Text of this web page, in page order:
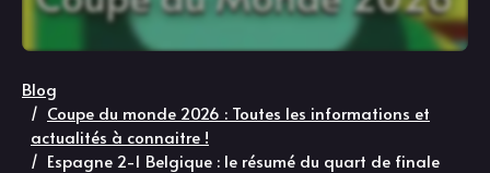
Blog
Coupe du monde 2026 : Toutes les informations et
actualités à connaitre !
Espagne 2-1 Belgique : le résumé du quart de finale